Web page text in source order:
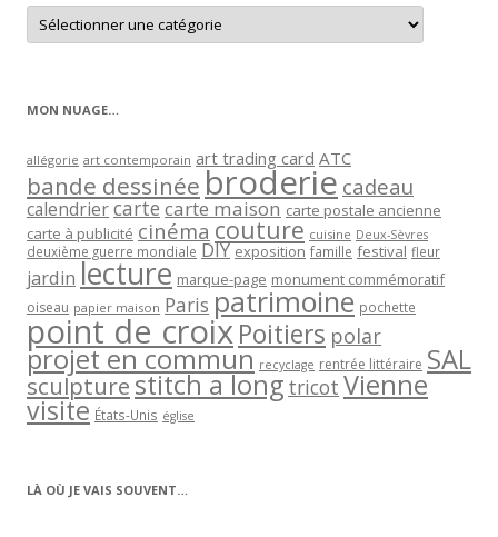
Retrouver
les
articles
MON NUAGE…
allégorie art contemporain art trading card ATC
bande dessinée broderie cadeau
calendriercartecarte maison carte postale ancienne
carte à publicité cinéma couture cuisine Deux-Sèvres
deuxième guerre mondiale DIY exposition famille festival fleur
jardin lecture marque-page monument commémoratif
oiseau papier maison Paris patrimoine pochette
point de croixPoitiers polar
projet en commun recyclage rentrée littéraire SAL
sculpturestitch a long tricot Vienne
visite États-Unis église
LÀ OÙ JE VAIS SOUVENT…